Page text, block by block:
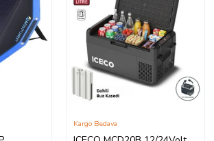
Kargo Bedava